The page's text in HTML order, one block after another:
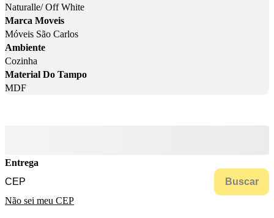
Naturalle/ Off White
Marca Moveis
Móveis São Carlos
Ambiente
Cozinha
Material Do Tampo
MDF
Entrega
Buscar
Não sei meu CEP